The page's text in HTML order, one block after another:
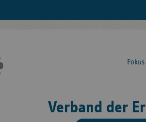
Fokus
Verband der